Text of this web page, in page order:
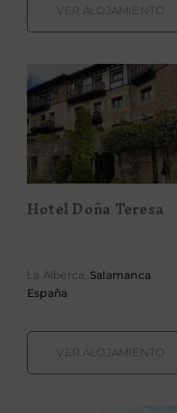
VER ALOJAMIENTO
Hotel Doña
Teresa
Hotel Doña Teresa
La Alberca, Salamanca.
España
VER ALOJAMIENTO